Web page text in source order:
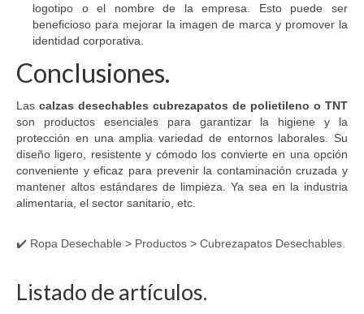
logotipo o el nombre de la empresa. Esto puede ser
beneficioso para mejorar la imagen de marca y promover la
identidad corporativa.
Conclusiones.
Las calzas desechables cubrezapatos de polietileno o TNT
son productos esenciales para garantizar la higiene y la
protección en una amplia variedad de entornos laborales. Su
diseño ligero, resistente y cómodo los convierte en una opción
conveniente y eficaz para prevenir la contaminación cruzada y
mantener altos estándares de limpieza. Ya sea en la industria
alimentaria, el sector sanitario, etc.
✔️ Ropa Desechable > Productos > Cubrezapatos Desechables.
Listado de artículos.